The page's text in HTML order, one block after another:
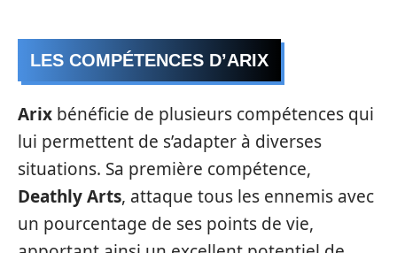
LES COMPÉTENCES D’ARIX
Arix bénéficie de plusieurs compétences qui
lui permettent de s’adapter à diverses
situations. Sa première compétence,
Deathly Arts, attaque tous les ennemis avec
un pourcentage de ses points de vie,